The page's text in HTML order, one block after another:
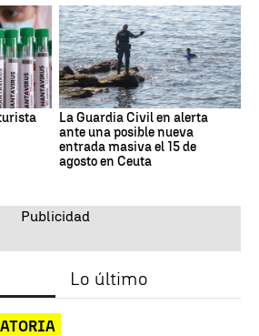
La Guardia Civil en alerta
ante una posible nueva
entrada masiva el 15 de
agosto en Ceuta
Lo último